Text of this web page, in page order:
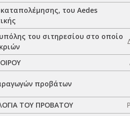
του Aedes
του σιτηρεσίου στο οποίο
προβάτων
ΤΟΥ ΠΡΟΒΑΤΟΥ